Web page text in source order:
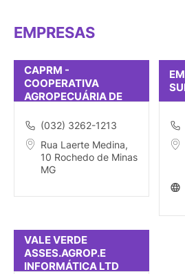
EMPRESAS
CAPRM -
COOPERATIVA
AGROPECUÁRIA DE
(032) 3262-1213
Rua Laerte Medina,
10 Rochedo de Minas
MG
VALE VERDE
ASSES.AGROP.E
INFORMÁTICA LTD